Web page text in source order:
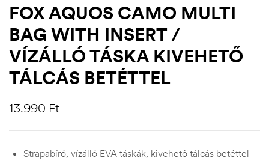
FOX AQUOS CAMO MULTI
BAG WITH INSERT /
VÍZÁLLÓ TÁSKA KIVEHETŐ
TÁLCÁS BETÉTTEL
13.990 Ft
Strapabíró, vízálló EVA táskák, kivehető tálcás betéttel